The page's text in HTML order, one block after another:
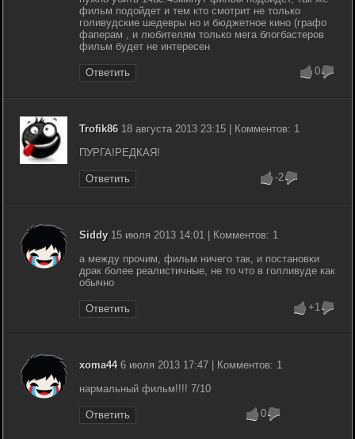
фильм подойдет и тем кто смотрит не только
голивудские шедевры но и бюджетное кино (графо
фаперам , и любителям только мега блогбастеров
фильм будет не интересен
Ответить 0
Trofik8618 августа 2013 23:15 | Комментов: 1
ПУРГА!РЕДКАЯ!
Ответить -2
Siddy15 июля 2013 14:01 | Комментов: 1
а между прочим, фильм ничего так, и постановки
драк более реалистичные, не то что в голливуде как
обычно
Ответить +1
xoma446 июля 2013 17:47 | Комментов: 1
нармальный фильм!!!! 7/10
Ответить 0